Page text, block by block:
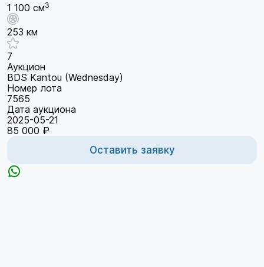
1 100 см3
253 км
7
Аукцион
BDS Kantou (Wednesday)
Номер лота
7565
Дата аукциона
2025-05-21
85 000 ₽
Оставить заявку